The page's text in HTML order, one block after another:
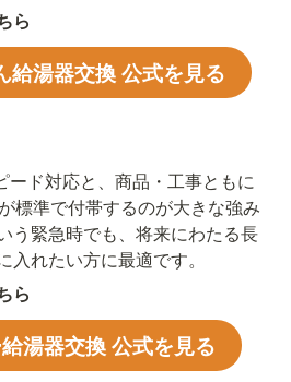
ら
給湯器交換 公式を見る
ード対応と、商品・工事ともに
標準で付帯するのが大きな強み
う緊急時でも、将来にわたる長
れたい方に最適です。
ら
湯器交換 公式を見る